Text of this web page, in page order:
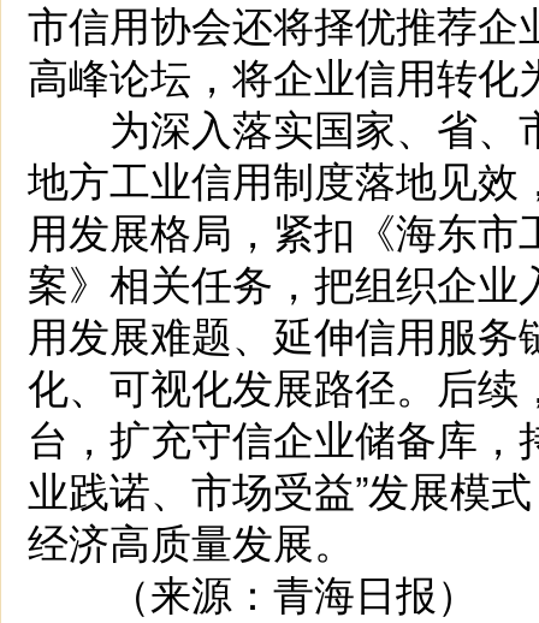
市信用协会还将择优推荐
高峰论坛，将企业信用转化
为深入落实国家、省、
地方工业信用制度落地见
用发展格局，紧扣《海东
案》相关任务，把组织企
用发展难题、延伸信用服
化、可视化发展路径。后
台，扩充守信企业储备库
业践诺、市场受益”发展模
经济高质量发展。
（来源：青海日报）